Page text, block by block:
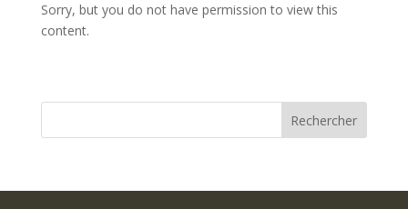
Sorry, but you do not have permission to view this
content.
Rechercher